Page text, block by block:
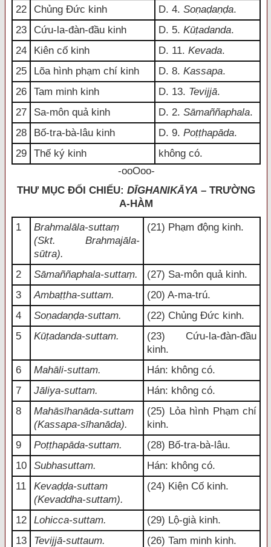
22
Chủng Đức kinh D. 4. Soṇaḍaṇḍa.
23
Cứu-la-đàn-đầu kinh D. 5. Kūṭadanda.
24
Kiên cố kinh D. 11. Kevada.
25
Lõa hình phạm chí kinh D. 8. Kassapa.
26
Tam minh kinh D. 13. Tevijjā.
27
Sa-môn quả kinh D. 2. Sāmaññaphala.
28
Bố-tra-bà-lâu kinh D. 9. Poṭṭhapāda.
29
Thế ký kinh
không có.
-ooOoo-
THƯ MỤC ĐỐI CHIẾU: DĪGHANIKĀYA – TRƯỜNG
A-HÀM
1
Brahmalāla-suttaṃ
(Skt. Brahmajāla-
sūtra).
(21) Phạm động kinh.
2 Sāmaññaphala-suttaṃ.
(27) Sa-môn quả kinh.
3
Ambaṭṭha-suttam.
(20) A-ma-trú.
4
Soṇadaṇḍa-suttam.
(22) Chủng Đức kinh.
5
Kūṭadanda-suttam.
(23) Cứu-la-đàn-đầu
kinh.
6
Mahāli-suttam.
Hán: không có.
7
Jāliya-suttam.
Hán: không có.
8
Mahāsīhanāda-suttam
(Kassapa-sīhanāda).
(25) Lỏa hình Phạm chí
kinh.
9
Poṭṭhapāda-suttam.
(28) Bố-tra-bà-lâu.
10
Subhasuttam.
Hán: không có.
11
Kevaḍḍa-suttam
(Kevaddha-suttam).
(24) Kiện Cố kinh.
12 Lohicca-suttam.
(29) Lộ-già kinh.
13
Tevijjā-suttaum.
(26) Tam minh kinh.